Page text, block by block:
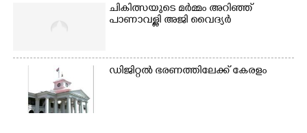
ചികിത്സയുടെ മർമ്മം അറിഞ്ഞ്
പാണാവള്ളി അജി വൈദ്യർ
ഡിജിറ്റൽ ഭരണത്തിലേക്ക് കേരളം